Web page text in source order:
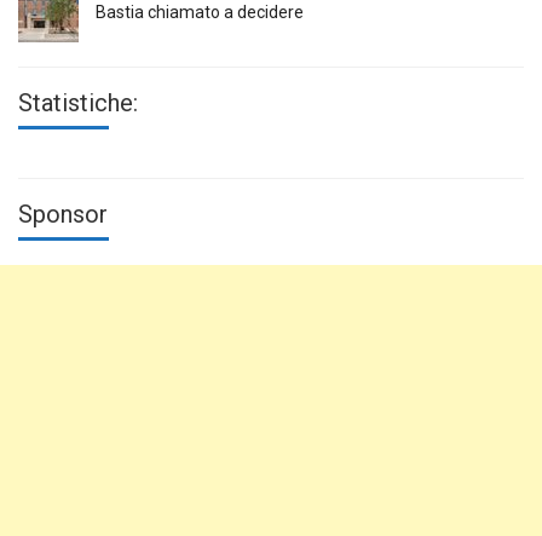
Bastia chiamato a decidere
Statistiche:
Sponsor